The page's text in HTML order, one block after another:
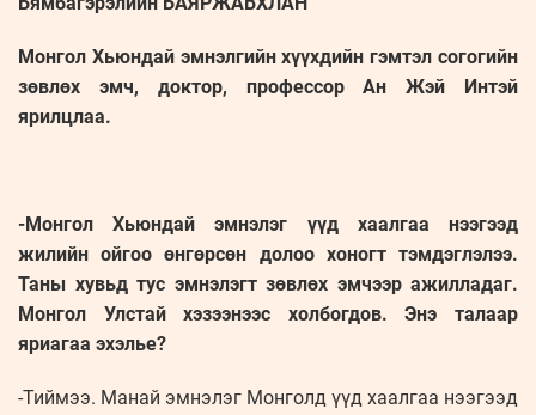
Монгол Хьюндай эмнэлгийн хүүхдийн гэмтэл согогийн
зөвлөх эмч, доктор, профессор Ан Жэй Интэй
ярилцлаа.
-Монгол Хьюндай эмнэлэг үүд хаалгаа нээгээд
жилийн ойгоо өнгөрсөн долоо хоногт тэмдэглэлээ.
Таны хувьд тус эмнэлэгт зөвлөх эмчээр ажилладаг.
Монгол Улстай хэзээнээс холбогдов. Энэ талаар
яриагаа эхэлье?
-Тиймээ. Манай эмнэлэг Монголд үүд хаалгаа нээгээд